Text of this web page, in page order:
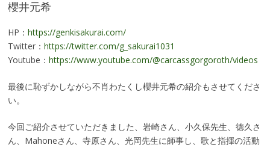
櫻井元希
HP： https://genkisakurai.com/
Twitter： https://twitter.com/g_sakurai1031
Youtube： https://www.youtube.com/@carcassgorgoroth/videos
最後に恥ずかしながら不肖わたくし櫻井元希の紹介もさせてくださ
い。
今回ご紹介させていただきました、岩崎さん、小久保先生、徳久さ
ん、Mahoneさん、寺原さん、光岡先生に師事し、歌と指揮の活動